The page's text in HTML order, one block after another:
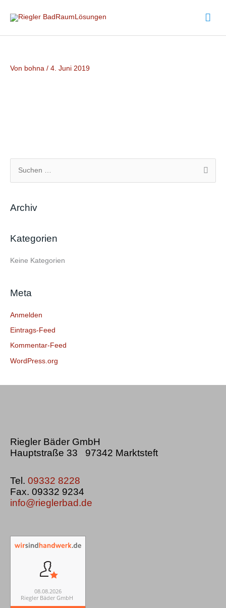
Inhalt
Von bohna / 4. Juni 2019
h
n
h
Archiv
Kategorien
Keine Kategorien
Meta
Anmelden
Eintrags-Feed
Kommentar-Feed
WordPress.org
Riegler Bäder GmbH
Hauptstraße 33 97342 Marktsteft
Tel. 09332 8228
Fax. 09332 9234
info@rieglerbad.de
08.08.2026
Riegler Bäder GmbH